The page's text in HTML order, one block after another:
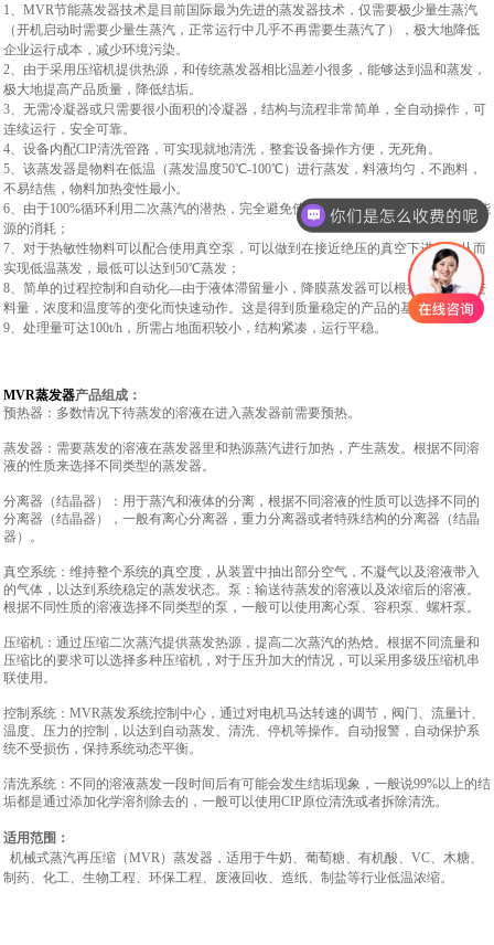
1
、MVR节能蒸发器技术是目前国际最为先进的蒸发器技术，仅需要极少量生蒸汽
（开机启动时需要少量生蒸汽，正常运行中几乎不再需要生蒸汽了），极大地降低
企业运行成本，减少环境污染。
2、由于采用压缩机提供热源，和传统蒸发器相比温差小很多，能够达到温和蒸发，
极大地提高产品质量，降低结垢。
3、无需冷凝器或只需要很小面积的冷凝器，结构与流程非常简单，全自动操作，可
连续运行，安全可靠。
4、设备内配CIP清洗管路，可实现就地清洗，整套设备操作方便，无死角。
5、该蒸发器是物料在低温（蒸发温度50℃-100℃）进行蒸发，料液均匀，不跑料，
不易结焦，物料加热变性最小。
6、 由于100%循环利用二次蒸汽的潜热，完全避免使用新鲜蒸汽，从而大大减少了能
源的消耗；
7 、对于热敏性物料可以配合使用真空泵，可以做到在接近绝压的真空下进行，从而
实现低温蒸发，最低可以达到50℃蒸发；
8 、简单的过程控制和自动化—由于液体滞留量小，降膜蒸发器可以根据真空度，进
料量，浓度和温度等的变化而快速动作。这是得到质量稳定的产品的基本条件。
9 、处理量可达100t/h，所需占地面积较小，结构紧凑，运行平稳。
MVR蒸发器产品组成：
预热器：多数情况下待蒸发的溶液在进入蒸发器前需要预热。
蒸发器：需要蒸发的溶液在蒸发器里和热源蒸汽进行加热，产生蒸发。根据不同溶
液的性质来选择不同类型的蒸发器。
分离器（结晶器）：用于蒸汽和液体的分离，根据不同溶液的性质可以选择不同的
分离器（结晶器），一般有离心分离器，重力分离器或者特殊结构的分离器（结晶
器）。
真空系统：维持整个系统的真空度，从装置中抽出部分空气，不凝气以及溶液带入
的气体，以达到系统稳定的蒸发状态。泵：输送待蒸发的溶液以及浓缩后的溶液。
根据不同性质的溶液选择不同类型的泵，一般可以使用离心泵、容积泵、螺杆泵。
压缩机：通过压缩二次蒸汽提供蒸发热源，提高二次蒸汽的热焓。根据不同流量和
压缩比的要求可以选择多种压缩机，对于压升加大的情况，可以采用多级压缩机串
联使用。
控制系统：MVR蒸发系统控制中心，通过对电机马达转速的调节，阀门、流量计、
温度、压力的控制，以达到自动蒸发、清洗、停机等操作。自动报警，自动保护系
统不受损伤，保持系统动态平衡。
清洗系统：不同的溶液蒸发一段时间后有可能会发生结垢现象，一般说99%以上的结
垢都是通过添加化学溶剂除去的，一般可以使用CIP原位清洗或者拆除清洗。
适用范围：
机械式蒸汽再压缩（MVR）蒸发器，适用于牛奶、葡萄糖、有机酸、VC、木糖、
制药、化工、生物工程、环保工程、废液回收、造纸、制盐等行业低温浓缩。
你们是怎么收费的呢